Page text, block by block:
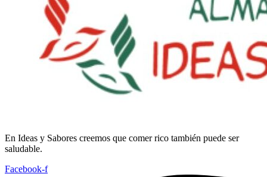
En Ideas y Sabores creemos que comerrico también puede ser
saludable.
Facebook-f